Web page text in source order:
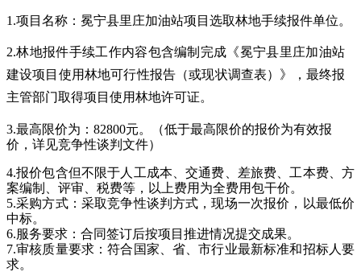
1.项目名称： 冕宁县里庄加油站项目选取林地手续报件单位。
2.林地报件手续工作内容包含编制完成《冕宁县里庄加油站
建设项目 使用林地可行性报告 （或现状调查表） 》 ， 最终报
主管部门取得项目 使用林地许可证。
3.最高限价为：82800元。（低于最高限价的报价为有效报
价，详见竞争性谈判文件）
4.报价包含但不限于人工成本、交通费、差旅费、工本费、方
案编制、评审、税费等，以上费用为全费用包干价。
5.采购方式： 采取竞争性谈判方式，现场一次报价，以最低价
中标。
6.服务要求 ：合同签订后按项目推进情况提交成果。
7.审核质量要求：符合国家、省、市行业最新标准和招标人要
求。